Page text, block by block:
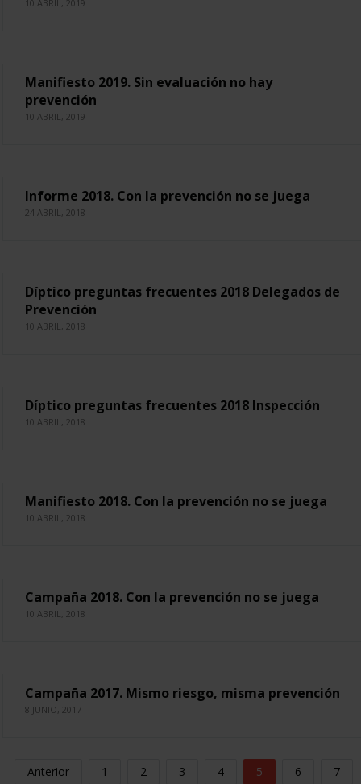
10 ABRIL, 2019
Manifiesto 2019. Sin evaluación no hay
prevención
10 ABRIL, 2019
Informe 2018. Con la prevención no se juega
24 ABRIL, 2018
Díptico preguntas frecuentes 2018 Delegados de
Prevención
10 ABRIL, 2018
Díptico preguntas frecuentes 2018 Inspección
10 ABRIL, 2018
Manifiesto 2018. Con la prevención no se juega
10 ABRIL, 2018
Campaña 2018. Con la prevención no se juega
10 ABRIL, 2018
Campaña 2017. Mismo riesgo, misma prevención
8 JUNIO, 2017
Anterior 1 2 3 4 5 6
7